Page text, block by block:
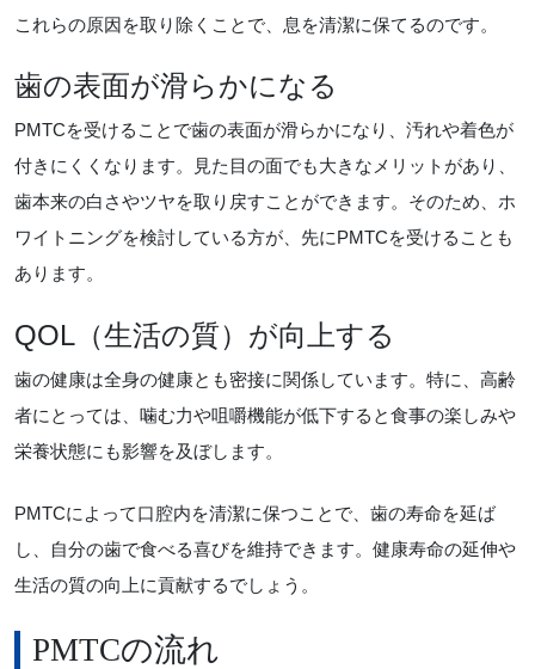
これらの原因を取り除くことで、息を清潔に保てるのです。
歯の表面が滑らかになる
PMTCを受けることで歯の表面が滑らかになり、汚れや着色が
付きにくくなります。見た目の面でも大きなメリットがあり、
歯本来の白さやツヤを取り戻すことができます。そのため、ホ
ワイトニングを検討している方が、先にPMTCを受けることも
あります。
QOL（生活の質）が向上する
歯の健康は全身の健康とも密接に関係しています。特に、高齢
者にとっては、噛む力や咀嚼機能が低下すると食事の楽しみや
栄養状態にも影響を及ぼします。
PMTCによって口腔内を清潔に保つことで、歯の寿命を延ば
し、自分の歯で食べる喜びを維持できます。健康寿命の延伸や
生活の質の向上に貢献するでしょう。
PMTCの流れ